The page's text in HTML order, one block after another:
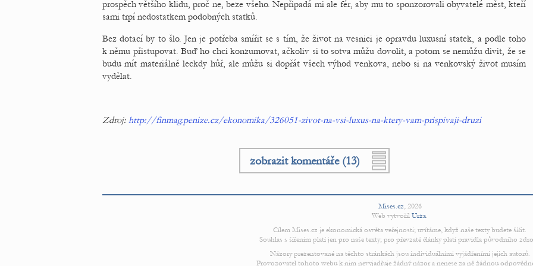
prospěch většího klidu, proč ne, beze všeho. Nepřipadá mi ale fér, aby mu to sponzorovali obyvatelé měst, kteří
sami trpí nedostatkem podobných statků.
Bez dotací by to šlo. Jen je potřeba smířit se s tím, že život na vesnici je opravdu luxusní statek, a podle toho
k němu přistupovat. Buď ho chci konzumovat, ačkoliv si to sotva můžu dovolit, a potom se nemůžu divit, že se
budu mít materiálně leckdy hůř, ale můžu si dopřát všech výhod venkova, nebo si na venkovský život musím
vydělat.
Zdroj: http://finmag.penize.cz/ekonomika/326051-zivot-na-vsi-luxus-na-ktery-vam-prispivaji-druzi
zobrazit komentáře (13)
Mises.cz, 2026
Web vytvořil Urza.
Cílem Mises.cz je ekonomická osvěta veřejnosti; uvítáme, když naše texty budete šířit.
Souhlas s šířením platí jen pro naše texty; pro převzaté články platí pravidla původního
Názory prezentované na těchto stránkách jsou individuálními vyjádřeními jejich autorů.
Provozovatel tohoto webu k nim nevyjadřuje žádný názor a nenese za ně žádnou